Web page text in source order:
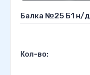
Балка №25 Б1 н/д
Кол-во: